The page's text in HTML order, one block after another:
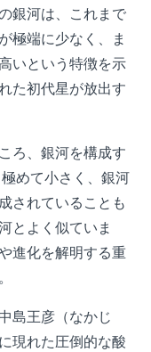
銀河は、これまで
極端に少なく、ま
いという特徴を示
た初代星が放出す
ろ、銀河を構成す
めて小さく、銀河
されていることも
とよく似ていま
進化を解明する重
島王彦（なかじ
現れた圧倒的な酸